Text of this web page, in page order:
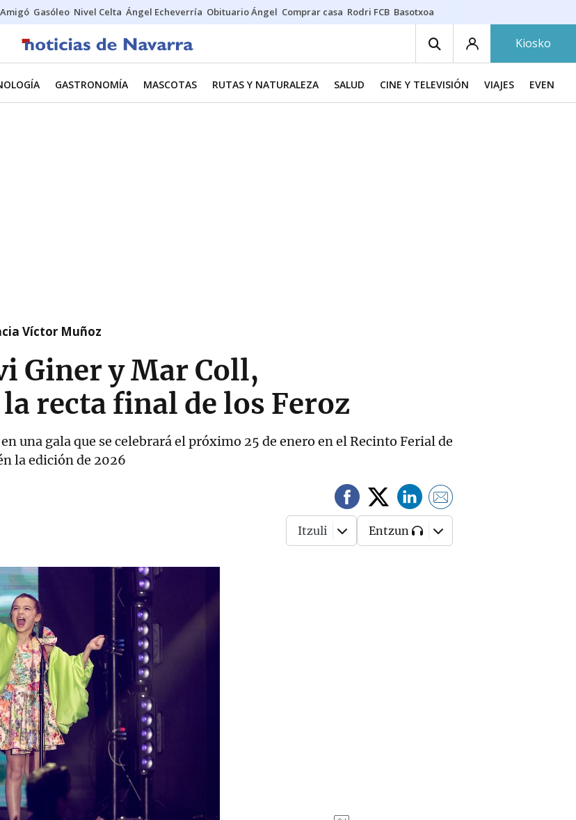
Gasóleo Nivel Celta Ángel Echeverría Obituario Ángel Comprar casa Rodri FCB Basotxoa
Kiosko
GASTRONOMÍA MASCOTAS RUTAS Y NATURALEZA SALUD CINE Y TELEVISIÓN VIAJES
Víctor Muñoz
Giner y Mar Coll,
recta final de los Feroz
una gala que se celebrará el próximo 25 de enero en el Recinto Ferial de
la edición de 2026
Itzuli Entzun